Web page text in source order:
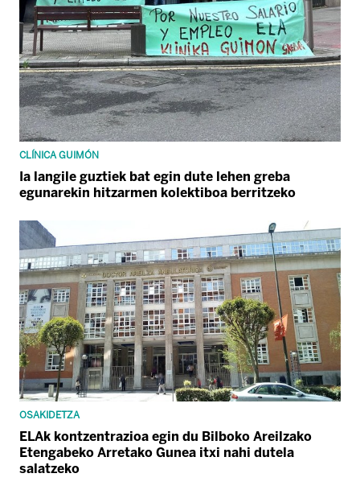
CLÍNICA GUIMÓN
Ia langile guztiek bat egin dute lehen greba
egunarekin hitzarmen kolektiboa berritzeko
OSAKIDETZA
ELAk kontzentrazioa egin du Bilboko Areilzako
Etengabeko Arretako Gunea itxi nahi dutela
salatzeko